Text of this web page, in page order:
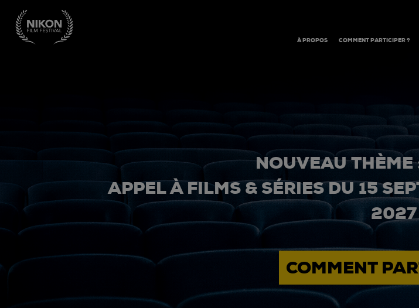
À PROPOS COMMENT PARTICIPER ?
NOUVEAU
APPEL À FILMS & SÉRIES DU 15
2027
COMMENT